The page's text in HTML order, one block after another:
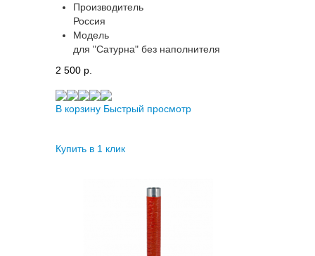
Производитель
Россия
Модель
для "Сатурна" без наполнителя
2 500 p.
В корзину Быстрый просмотр
Купить в 1 клик